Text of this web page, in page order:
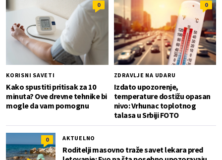
0
KORISNI SAVETI
Kako spustiti pritisak za 10
minuta? Ove drevne tehnike bi
mogle da vam pomognu
0
ZDRAVLJE NA UDARU
Izdato upozorenje,
temperature dostižu opasan
nivo: Vrhunac toplotnog
talasa u Srbiji FOTO
0 AKTUELNO
Roditelji masovno traže savet lekara pred